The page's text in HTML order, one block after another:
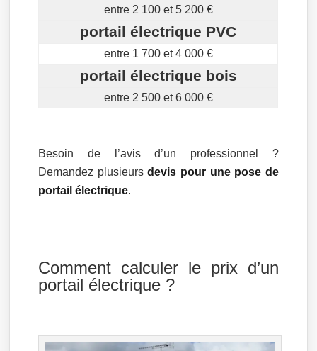
entre 2 100 et 5 200 €
portail électrique PVC
entre 1 700 et 4 000 €
portail électrique bois
entre 2 500 et 6 000 €
Besoin de l’avis d’un professionnel ?
Demandez plusieursdevis pour une pose de
portail électrique.
Comment calculer le prix d’un
portail électrique ?